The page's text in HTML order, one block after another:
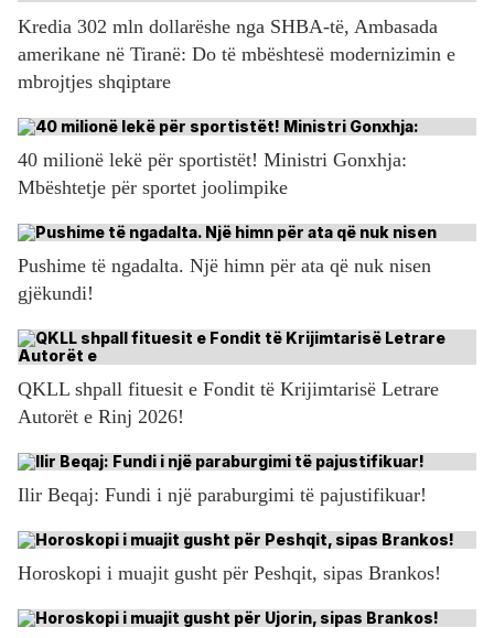
Kredia 302 mln dollarëshe nga SHBA-të, Ambasada
amerikane në Tiranë: Do të mbështesë modernizimin e
mbrojtjes shqiptare
40 milionë lekë për sportistët! Ministri Gonxhja:
Mbështetje për sportet joolimpike
Pushime të ngadalta. Një himn për ata që nuk nisen
gjëkundi!
QKLL shpall fituesit e Fondit të Krijimtarisë Letrare
Autorët e Rinj 2026!
Ilir Beqaj: Fundi i një paraburgimi të pajustifikuar!
Horoskopi i muajit gusht për Peshqit, sipas Brankos!